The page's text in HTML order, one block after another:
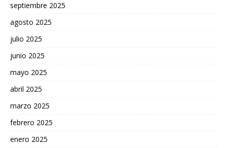
septiembre 2025
agosto 2025
julio 2025
junio 2025
mayo 2025
abril 2025
marzo 2025
febrero 2025
enero 2025